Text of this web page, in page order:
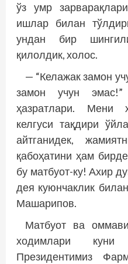
ўз умр
ишлар билан
ундан бир
қилолдик, холос.
— “Келажак замон
замон учун
ҳазратлари. Мени
келгуси тақдири
айтганидек,
қабоҳатини ҳам
бу матбуот-ку! Ахир
дея куюнчаклик
Машарипов.
Матбуот ва
ходимлари куни
Президентимиз